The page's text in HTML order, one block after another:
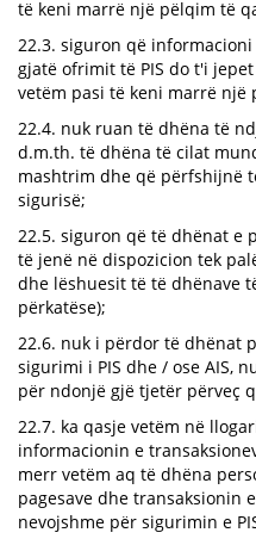
të keni marrë një pëlqim të
22.3. siguron që
gjatë ofrimit të PIS do t'i
vetëm pasi të keni marrë një
22.4. nuk ruan të dhëna të
d.m.th. të dhëna të cilat
mashtrim dhe që përfshijnë
sigurisë;
22.5. siguron që të dhënat e
të jenë në dispozicion tek
dhe lëshuesit të të dhënave
përkatëse);
22.6. nuk i përdor të dhënat
sigurimi i PIS dhe / ose AIS,
për ndonjë gjë tjetër përveç
22.7. ka qasje vetëm në
informacionin e
merr vetëm aq të dhëna
pagesave dhe transaksionin
nevojshme për sigurimin e